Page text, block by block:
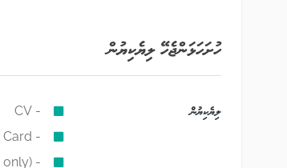
ހުށަހަޅަންޖެހޭ ލިޔެކިޔުން
ލިޔެކިޔުން
- CV
- ID Card
- Police Report (For Locals only)